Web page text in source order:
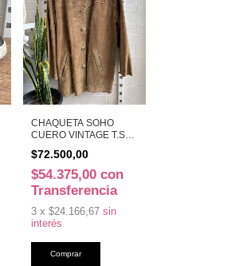
CHAQUETA SOHO
CUERO VINTAGE T.S
MA CO (50009)
$72.500,00
$54.375,00 con
Transferencia
3 x $24.166,67 sin
interés